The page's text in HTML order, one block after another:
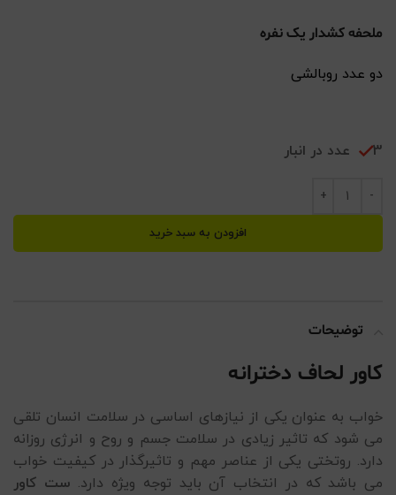
ملحفه کشدار یک نفره
دو عدد روبالشی
3 عدد در انبار
افزودن به سبد خرید
توضیحات
کاور لحاف دخترانه
خواب به عنوان یکی از نیازهای اساسی در سلامت انسان تلقی
می شود که تاثیر زیادی در سلامت جسم و روح و انرژی روزانه
دارد. روتختی یکی از عناصر مهم و تاثیرگذار در کیفیت خواب
می باشد که در انتخاب آن باید توجه ویژه دارد. ست کاور